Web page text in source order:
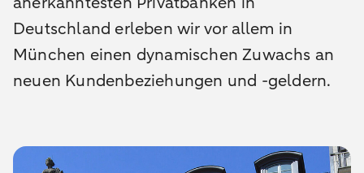
Deutschland erleben wir vor allem in
München einen dynamischen Zuwachs an
neuen Kundenbeziehungen und -geldern.